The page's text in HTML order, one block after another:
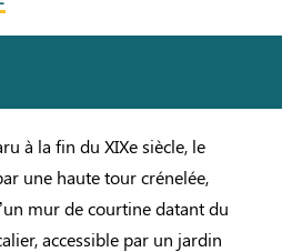
à la fin du XIXe siècle, le
une haute tour crénelée,
mur de courtine datant du
accessible par un jardin